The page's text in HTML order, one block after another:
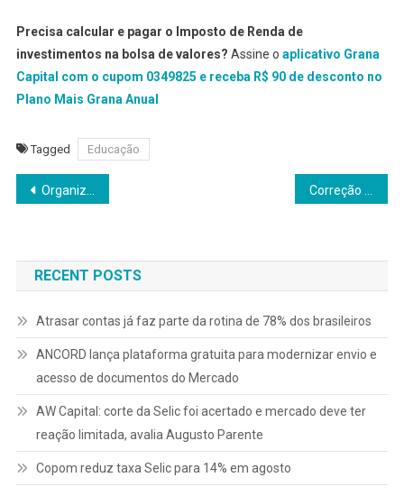
Precisa calcular e pagar o Imposto de Renda de
investimentos na bolsa de valores? Assine o aplicativo Grana
Capital com o cupom 0349825 e receba R$ 90 de desconto no
Plano Mais Grana Anual
Tagged Educação
Navegação
Post
Organizações do futuro: a travessia para uma nova era
RECENT POSTS
Atrasar contas já faz parte da rotina de 78% dos brasileiros
ANCORD lança plataforma gratuita para modernizar envio e
acesso de documentos do Mercado
AW Capital: corte da Selic foi acertado e mercado deve ter
reação limitada, avalia Augusto Parente
Copom reduz taxa Selic para 14% em agosto